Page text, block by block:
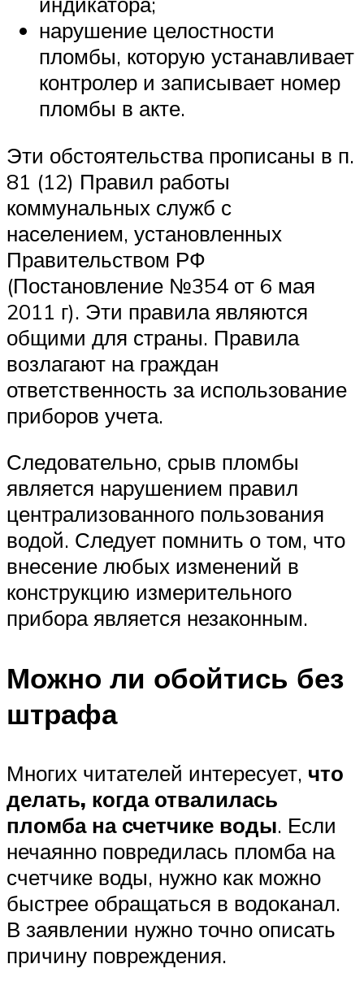
нарушение целостности
пломбы, которую устанавливает
контролер и записывает номер
пломбы в акте.
Эти обстоятельства прописаны в п.
81 (12) Правил работы
коммунальных служб с
населением, установленных
Правительством РФ
(Постановление №354 от 6 мая
2011 г). Эти правила являются
общими для страны. Правила
возлагают на граждан
ответственность за использование
приборов учета.
Следовательно, срыв пломбы
является нарушением правил
централизованного пользования
водой. Следует помнить о том, что
внесение любых изменений в
конструкцию измерительного
прибора является незаконным.
Можно ли обойтись без
штрафа
Многих читателей интересует, что
делать, когда отвалилась
пломба на счетчике воды. Если
нечаянно повредилась пломба на
счетчике воды, нужно как можно
быстрее обращаться в водоканал.
В заявлении нужно точно описать
причину повреждения.